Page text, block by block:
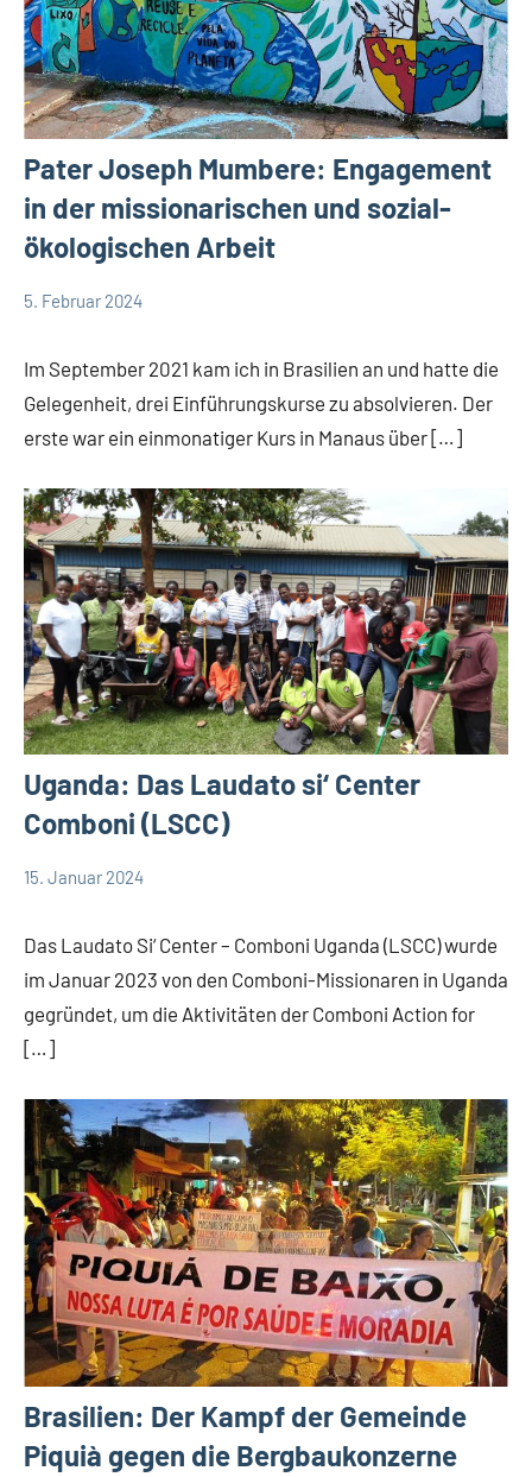
Pater Joseph Mumbere: Engagement
in der missionarischen und sozial-
ökologischen Arbeit
5. Februar 2024
Im September 2021 kam ich in Brasilien an und hatte die
Gelegenheit, drei Einführungskurse zu absolvieren. Der
erste war ein einmonatiger Kurs in Manaus über […]
Uganda: Das Laudato si‘ Center
Comboni (LSCC)
15. Januar 2024
Das Laudato Si‘ Center – Comboni Uganda (LSCC) wurde
im Januar 2023 von den Comboni-Missionaren in Uganda
gegründet, um die Aktivitäten der Comboni Action for
[…]
Brasilien: Der Kampf der Gemeinde
Piquià gegen die Bergbaukonzerne